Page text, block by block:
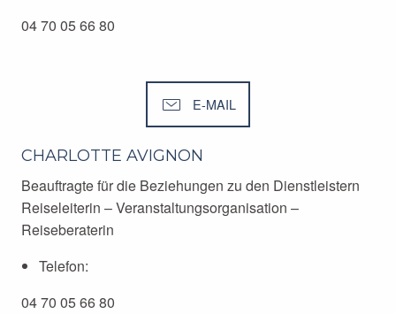
04 70 05 66 80
E-MAIL
CHARLOTTE AVIGNON
Beauftragte für die Beziehungen zu den Dienstleistern
Reiseleiterin – Veranstaltungsorganisation –
Reiseberaterin
Telefon:
04 70 05 66 80